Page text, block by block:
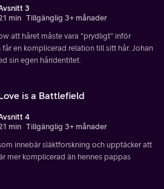
3
min Tillgänglig 3+ månader
att håret måste vara "prydligt" inför
en komplicerad relation till sitt hår. Johan
sin egen håridentitet.
is a Battlefield
4
min Tillgänglig 3+ månader
innebär släktforskning och upptäcker att
mer komplicerad än hennes pappas